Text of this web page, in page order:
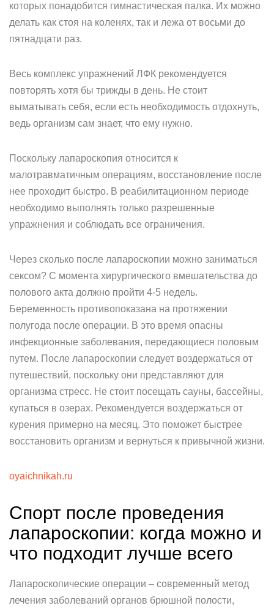
которых понадобится гимнастическая палка. Их можно
делать как стоя на коленях, так и лежа от восьми до
пятнадцати раз.
Весь комплекс упражнений ЛФК рекомендуется
повторять хотя бы трижды в день. Не стоит
выматывать себя, если есть необходимость отдохнуть,
ведь организм сам знает, что ему нужно.
Поскольку лапароскопия относится к
малотравматичным операциям, восстановление после
нее проходит быстро. В реабилитационном периоде
необходимо выполнять только разрешенные
упражнения и соблюдать все ограничения.
Через сколько после лапароскопии можно заниматься
сексом? С момента хирургического вмешательства до
полового акта должно пройти 4-5 недель.
Беременность противопоказана на протяжении
полугода после операции. В это время опасны
инфекционные заболевания, передающиеся половым
путем. После лапароскопии следует воздержаться от
путешествий, поскольку они представляют для
организма стресс. Не стоит посещать сауны, бассейны,
купаться в озерах. Рекомендуется воздержаться от
курения примерно на месяц. Это поможет быстрее
восстановить организм и вернуться к привычной жизни.
oyaichnikah.ru
Спорт после проведения
лапароскопии: когда можно и
что подходит лучше всего
Лапароскопические операции – современный метод
лечения заболеваний органов брюшной полости,